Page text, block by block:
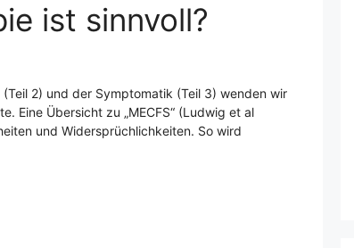
ist sinnvoll?
2) und der Symptomatik (Teil 3) wenden wir
Eine Übersicht zu „MECFS“ (Ludwig et al
und Widersprüchlichkeiten. So wird